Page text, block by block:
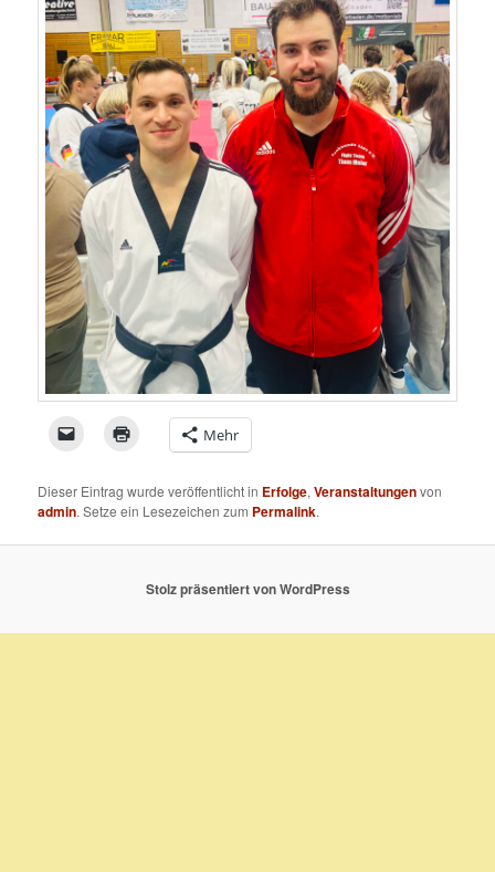
Klicken,
einen
Link
per
Mail
Fenster
Ausdrucken
in
neuem
Fenster
Mehr
Dieser Eintrag wurde veröffentlicht in Erfolge,Veranstaltungenvon
admin. Setze ein Lesezeichen zum Permalink.
Stolz präsentiert von WordPress